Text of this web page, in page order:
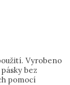
Vyrobeno
bez
pomocí